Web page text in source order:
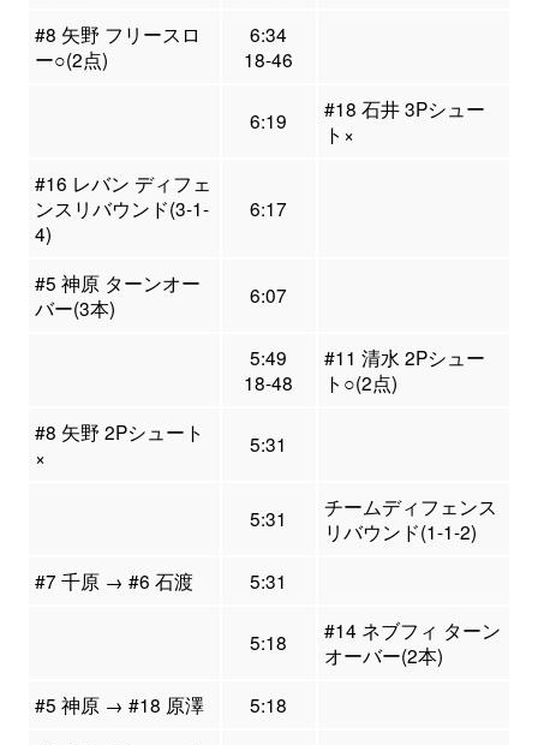
#8 矢野 フリースロ
ー○(2点)
6:34
18-46
6:19
#18 石井 3Pシュー
ト×
#16 レバン ディフェ
ンスリバウンド(3-1-
4)
6:17
#5 神原 ターンオー
バー(3本)
6:07
5:49
18-48
#11 清水 2Pシュー
ト○(2点)
#8 矢野 2Pシュート
×
5:31
5:31
チームディフェンス
リバウンド(1-1-2)
#7 千原 → #6 石渡
5:31
5:18
#14 ネブフィ ターン
オーバー(2本)
#5 神原 → #18 原澤
5:18